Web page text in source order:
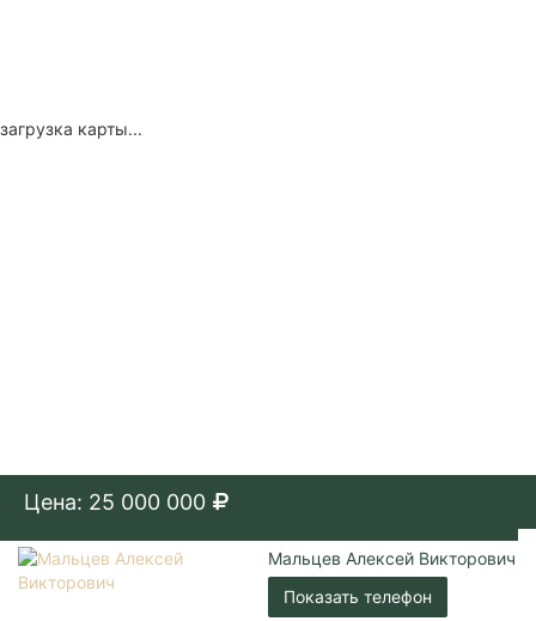
загрузка карты...
Цена: 25 000 000
Мальцев Алексей Викторович
Показать телефон